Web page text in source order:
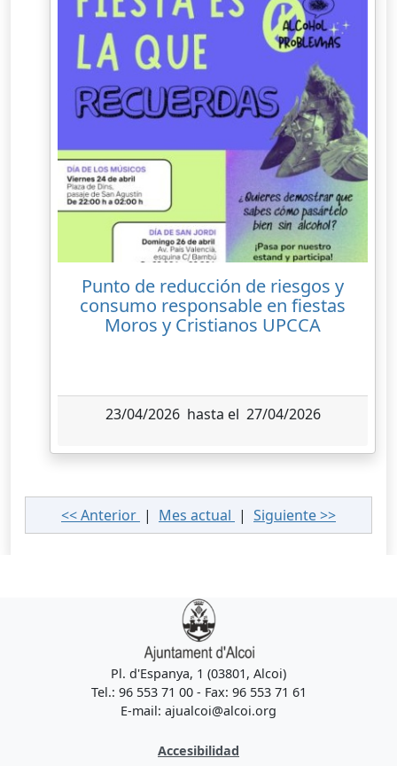
Punto de reducción de riesgos y
consumo responsable en fiestas
Moros y Cristianos UPCCA
23/04/2026 hasta el 27/04/2026
<< Anterior | Mes actual | Siguiente >>
Pl. d'Espanya, 1 (03801, Alcoi)
Tel.: 96 553 71 00 - Fax: 96 553 71 61
E-mail: ajualcoi@alcoi.org
Accesibilidad